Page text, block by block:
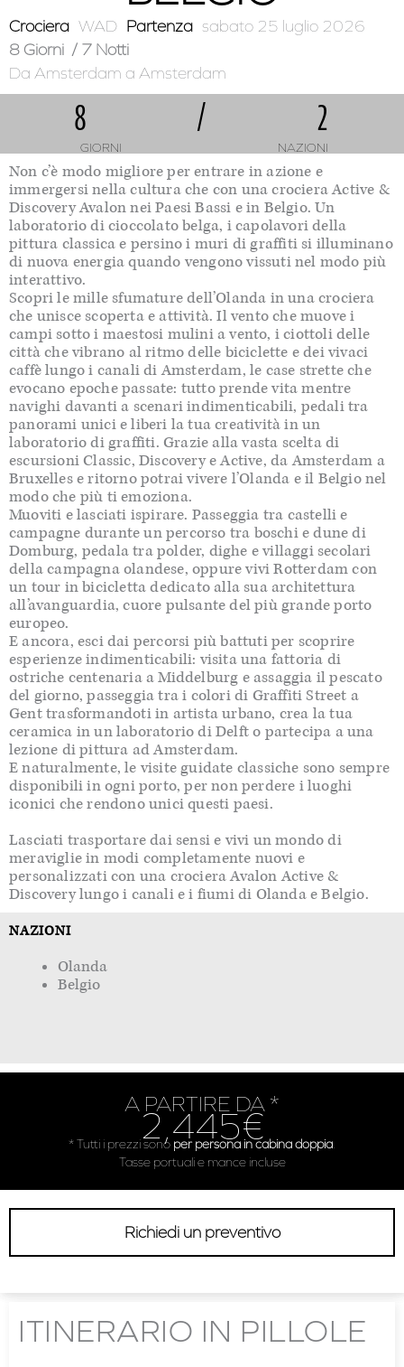
Crociera WAD Partenza sabato 25 luglio 2026
8 Giorni / 7 Notti
Da Amsterdam a Amsterdam
8 / 2
GIORNI NAZIONI
Non c’è modo migliore per entrare in azione e
immergersi nella cultura che con una crociera Active &
Discovery Avalon nei Paesi Bassi e in Belgio. Un
laboratorio di cioccolato belga, i capolavori della
pittura classica e persino i muri di graffiti si illuminano
di nuova energia quando vengono vissuti nel modo più
interattivo.
Scopri le mille sfumature dell’Olanda in una crociera
che unisce scoperta e attività. Il vento che muove i
campi sotto i maestosi mulini a vento, i ciottoli delle
città che vibrano al ritmo delle biciclette e dei vivaci
caffè lungo i canali di Amsterdam, le case strette che
evocano epoche passate: tutto prende vita mentre
navighi davanti a scenari indimenticabili, pedali tra
panorami unici e liberi la tua creatività in un
laboratorio di graffiti. Grazie alla vasta scelta di
escursioni Classic, Discovery e Active, da Amsterdam a
Bruxelles e ritorno potrai vivere l’Olanda e il Belgio nel
modo che più ti emoziona.
Muoviti e lasciati ispirare. Passeggia tra castelli e
campagne durante un percorso tra boschi e dune di
Domburg, pedala tra polder, dighe e villaggi secolari
della campagna olandese, oppure vivi Rotterdam con
un tour in bicicletta dedicato alla sua architettura
all’avanguardia, cuore pulsante del più grande porto
europeo.
E ancora, esci dai percorsi più battuti per scoprire
esperienze indimenticabili: visita una fattoria di
ostriche centenaria a Middelburg e assaggia il pescato
del giorno, passeggia tra i colori di Graffiti Street a
Gent trasformandoti in artista urbano, crea la tua
ceramica in un laboratorio di Delft o partecipa a una
lezione di pittura ad Amsterdam.
E naturalmente, le visite guidate classiche sono sempre
disponibili in ogni porto, per non perdere i luoghi
iconici che rendono unici questi paesi.
Lasciati trasportare dai sensi e vivi un mondo di
meraviglie in modi completamente nuovi e
personalizzati con una crociera Avalon Active &
Discovery lungo i canali e i fiumi di Olanda e Belgio.
NAZIONI
Olanda
Belgio
A PARTIRE DA *
2,445€
* Tutti i prezzi sono per persona in cabina doppia.
Tasse portuali e mance incluse
Richiedi un preventivo
ITINERARIO IN PILLOLE